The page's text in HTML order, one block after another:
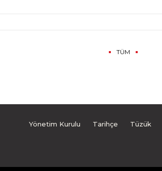
TÜM
Yönetim Kurulu Tarihçe Tüzük